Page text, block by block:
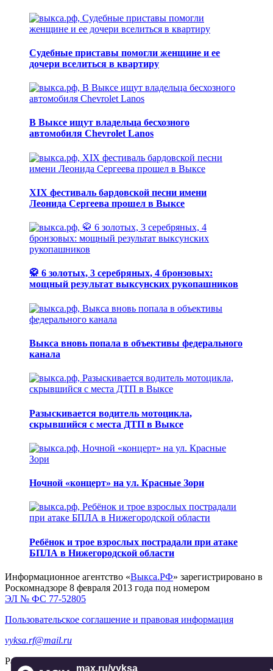
Судебные приставы помогли женщине и ее
дочери вселиться в квартиру
В Выксе ищут владельца бесхозного
автомобиля Chevrolet Lanos
XIX фестиваль бардовской песни имени
Леонида Сергеева прошел в Выксе
🥋 6 золотых, 3 серебряных, 4 бронзовых:
мощный результат выксунских рукопашников
Выкса вновь попала в объективы федерального
канала
Разыскивается водитель мотоцикла,
скрывшийся с места ДТП в Выксе
Ночной «концерт» на ул. Красные Зори
Ребёнок и трое взрослых пострадали при атаке
БПЛА в Нижегородской области
max.ru/vyksa
Информационное агентство «Выкса.РФ» зарегистрировано в
Роскомнадзоре 8 февраля 2013 года под номером
ЭЛ № ФС 77-52805
Пользовательское соглашение и правовая информация
vyksa.rf@mail.ru
Разработка и продвижение —